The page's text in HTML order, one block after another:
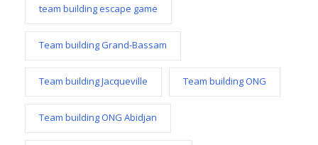
team building escape game
Team building Grand-Bassam
Team building Jacqueville Team building ONG
Team building ONG Abidjan